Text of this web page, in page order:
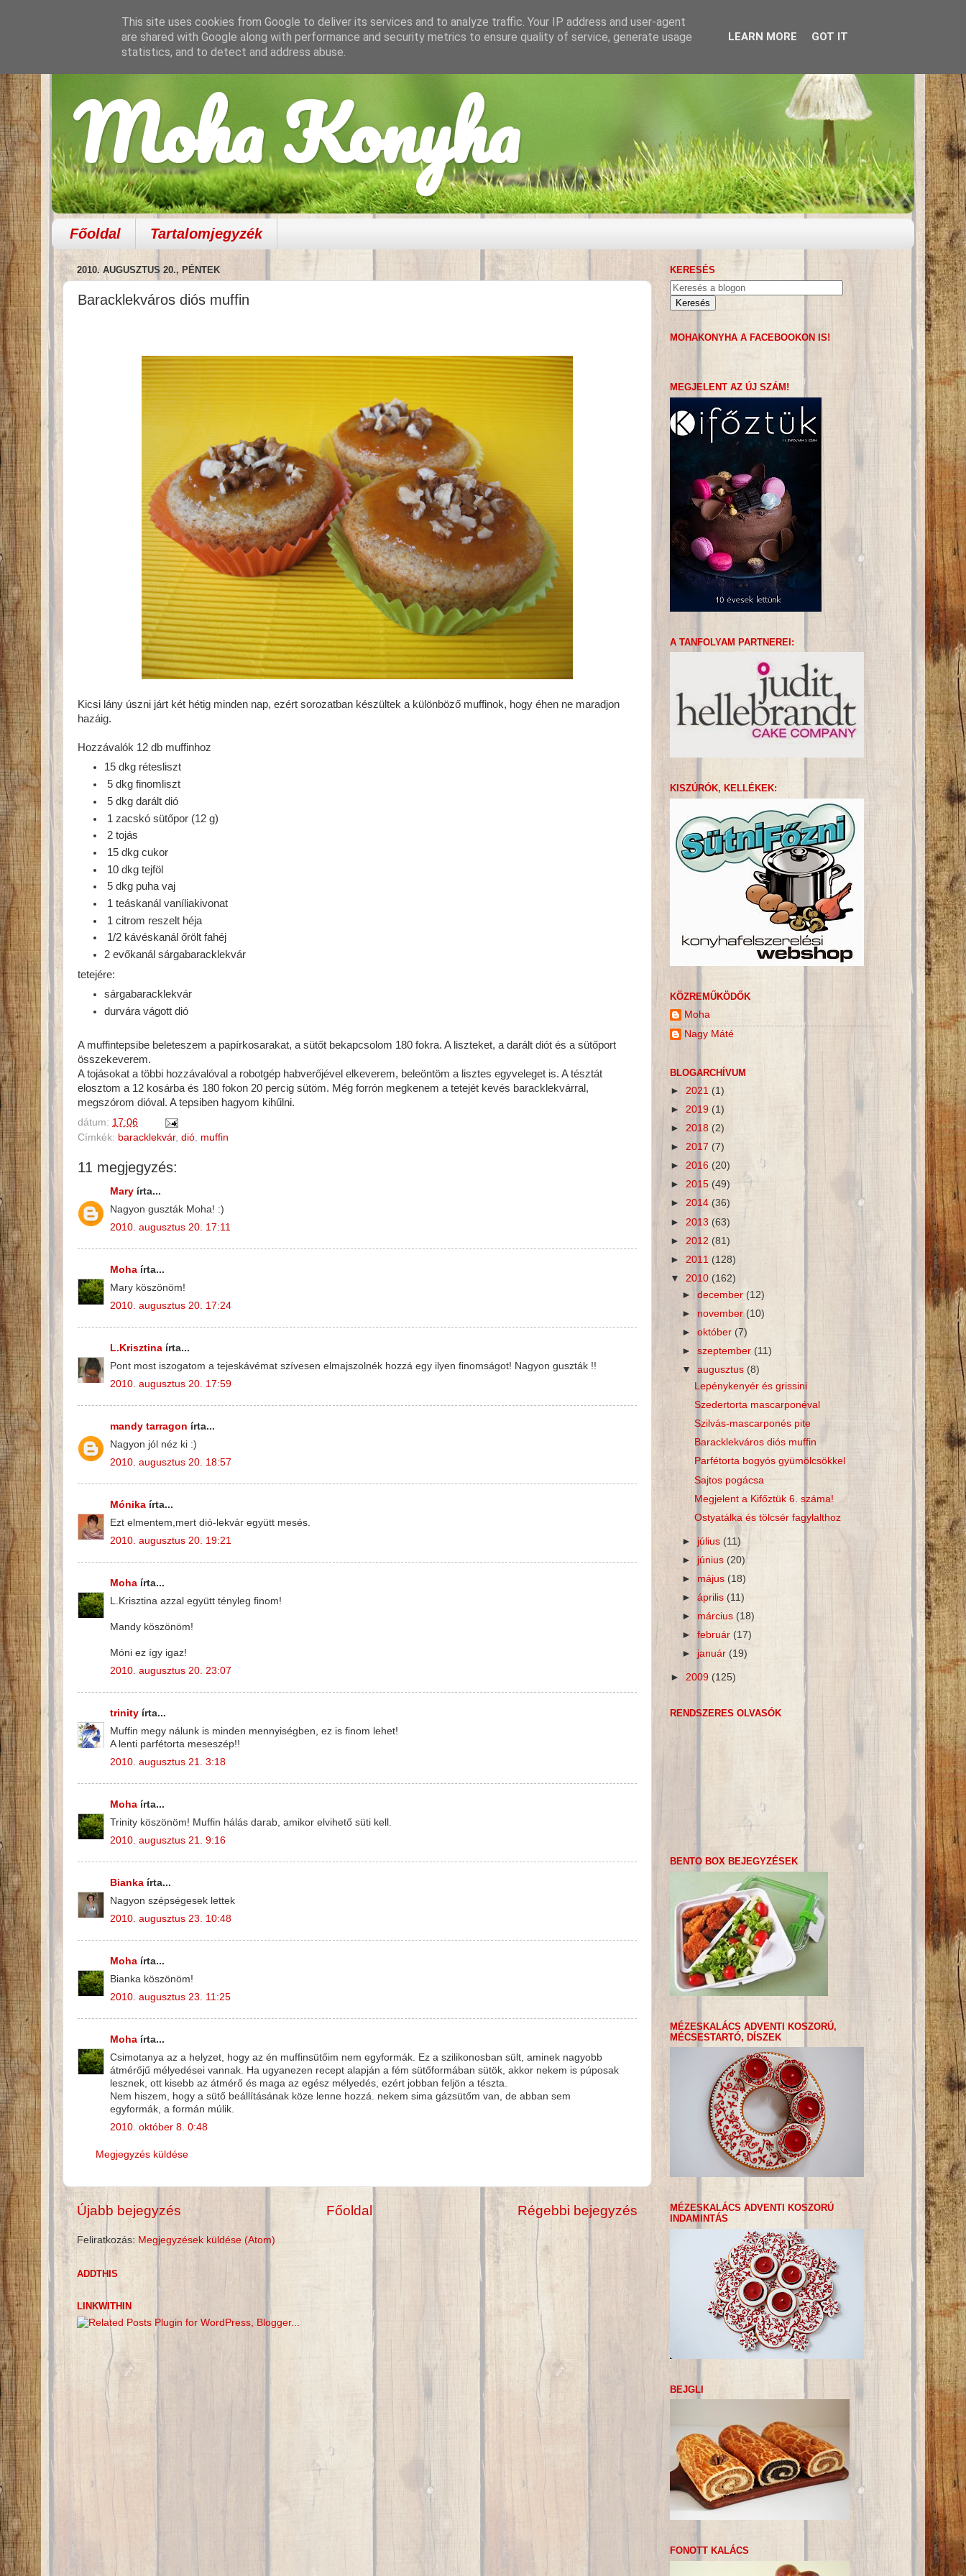
Moha Konyha
Főoldal Tartalomjegyzék
2010. AUGUSZTUS 20., PÉNTEK
Baracklekváros diós muffin
Kicsi lány úszni járt két hétig minden nap, ezért sorozatban készültek a különböző muffinok, hogy éhen ne maradjon
hazáig.
Hozzávalók 12 db muffinhoz
15 dkg rétesliszt
5 dkg finomliszt
5 dkg darált dió
1 zacskó sütőpor (12 g)
2 tojás
15 dkg cukor
10 dkg tejföl
5 dkg puha vaj
1 teáskanál vaníliakivonat
1 citrom reszelt héja
1/2 kávéskanál őrölt fahéj
2 evőkanál sárgabaracklekvár
tetejére:
sárgabaracklekvár
durvára vágott dió
A muffintepsibe beleteszem a papírkosarakat, a sütőt bekapcsolom 180 fokra. A liszteket, a darált diót és a sütőport
összekeverem.
A tojásokat a többi hozzávalóval a robotgép habverőjével elkeverem, beleöntöm a lisztes egyveleget is. A tésztát
elosztom a 12 kosárba és 180 fokon 20 percig sütöm. Még forrón megkenem a tetejét kevés baracklekvárral,
megszórom dióval. A tepsiben hagyom kihűlni.
dátum: 17:06
Címkék: baracklekvár, dió muffin
11 megjegyzés:
Mary írta...
Nagyon guszták Moha! :)
2010. augusztus 20. 17:11
Moha írta...
Mary köszönöm!
2010. augusztus 20. 17:24
L.Krisztina írta...
Pont most iszogatom a tejeskávémat szívesen elmajszolnék hozzá egy ilyen finomságot! Nagyon guszták !!
2010. augusztus 20. 17:59
mandy tarragon írta...
Nagyon jól néz ki :)
2010. augusztus 20. 18:57
Mónika írta...
Ezt elmentem,mert dió-lekvár együtt mesés.
2010. augusztus 20. 19:21
Moha írta...
L.Krisztina azzal együtt tényleg finom!
Mandy köszönöm!
Móni ez így igaz!
2010. augusztus 20. 23:07
trinity írta...
Muffin megy nálunk is minden mennyiségben, ez is finom lehet!
A lenti parfétorta meseszép!!
2010. augusztus 21. 3:18
Moha írta...
Trinity köszönöm! Muffin hálás darab, amikor elvihető süti kell.
2010. augusztus 21. 9:16
Bianka írta...
Nagyon szépségesek lettek
2010. augusztus 23. 10:48
Moha írta...
Bianka köszönöm!
2010. augusztus 23. 11:25
Moha írta...
Csimotanya az a helyzet, hogy az én muffinsütőim nem egyformák. Ez a szilikonosban sült, aminek nagyobb
átmérőjű mélyedései vannak. Ha ugyanezen recept alapján a fém sütőformában sütök, akkor nekem is púposak
lesznek, ott kisebb az átmérő és maga az egész mélyedés, ezért jobban feljön a tészta.
Nem hiszem, hogy a sütő beállításának köze lenne hozzá. nekem sima gázsütőm van, de abban sem
egyformák, a formán múlik.
2010. október 8. 0:48
Megjegyzés küldése
Újabb bejegyzés Régebbi bejegyzés
Főoldal
Feliratkozás: Megjegyzések küldése (Atom)
ADDTHIS
LINKWITHIN
KERESÉS
MOHAKONYHA A FACEBOOKON IS!
MEGJELENT AZ ÚJ SZÁM!
A TANFOLYAM PARTNEREI:
KISZÚRÓK, KELLÉKEK:
KÖZREMŰKÖDŐK
Moha
Nagy Máté
BLOGARCHÍVUM
► 2021 (1)
► 2019 (1)
► 2018 (2)
► 2017 (7)
► 2016 (20)
► 2015 (49)
► 2014 (36)
► 2013 (63)
► 2012 (81)
► 2011 (128)
▼ 2010 (162)
►december(12)
► november (10)
►október (7)
►szeptember(11)
▼augusztus (8)
Lepénykenyér és grissini
Szedertorta mascarponéval
Szilvás-mascarponés pite
Baracklekváros diós muffin
Parfétorta bogyós gyümölcsökkel
Sajtos pogácsa
Megjelent a Kifőztük 6. száma!
Ostyatálka és tölcsér fagylalthoz
► július(11)
► június (20)
► május (18)
►április(11)
► március (18)
►február(17)
► január (19)
► 2009 (125)
RENDSZERES OLVASÓK
BENTO BOX BEJEGYZÉSEK
MÉZESKALÁCS ADVENTI KOSZORÚ,
MÉCSESTARTÓ, DÍSZEK
MÉZESKALÁCS ADVENTI KOSZORÚ
INDAMINTÁS
BEJGLI
FONOTT KALÁCS
This site uses cookies from Google to deliver its services and to analyze traffic. Your IP address and user-agent
are shared with Google along with performance and security metrics to ensure quality of service, generate usage
statistics, and to detect and address abuse.
LEARN MORE GOT IT